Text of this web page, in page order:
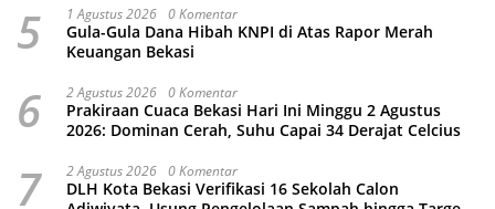
5 1 Agustus 2026 0 Komentar
Gula-Gula Dana Hibah KNPI di Atas Rapor Merah
Keuangan Bekasi
6 2 Agustus 2026 0 Komentar
Prakiraan Cuaca Bekasi Hari Ini Minggu 2 Agustus
2026: Dominan Cerah, Suhu Capai 34 Derajat Celcius
7 2 Agustus 2026 0 Komentar
DLH Kota Bekasi Verifikasi 16 Sekolah Calon